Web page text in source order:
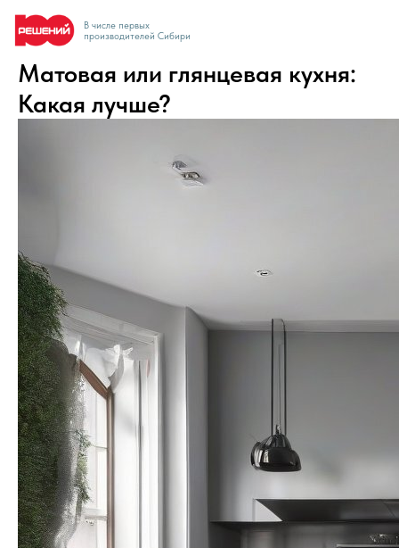
В числе первых
производителей Сибири
Матовая или глянцевая кухня:
Какая лучше?